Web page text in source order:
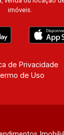
imóveis.
de Privacidade
de Uso